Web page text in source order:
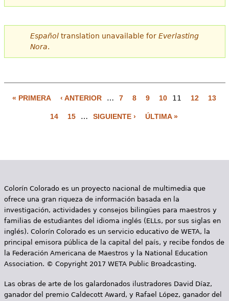
Españoltranslation unavailable for Everlasting
Nora.
i
a
s
« PRIMERA ‹ ANTERIOR … 7 8 9 10 11 12 13
14 15 … SIGUIENTE › ÚLTIMA »
Colorín Colorado es un proyecto nacional de multimedia que
ofrece una gran riqueza de información basada en la
investigación, actividades y consejos bilingües para maestros y
familias de estudiantes del idioma inglés (ELLs, por sus siglas en
inglés). Colorín Colorado es un servicio educativo de WETA, la
principal emisora pública de la capital del país, y recibe fondos de
la Federación Americana de Maestros y la National Education
Association. © Copyright 2017 WETA Public Broadcasting.
Las obras de arte de los galardonados ilustradores David Díaz,
ganador del premio Caldecott Award, y Rafael López, ganador del